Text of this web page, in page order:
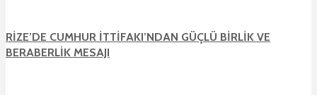
RİZE’DE CUMHUR İTTİFAKI’NDAN GÜÇLÜ BİRLİK VE
BERABERLİK MESAJI